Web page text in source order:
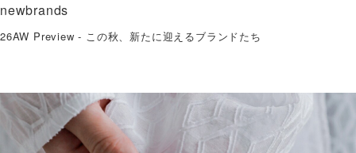
newbrands
26AW Preview - この秋、新たに迎えるブランドたち